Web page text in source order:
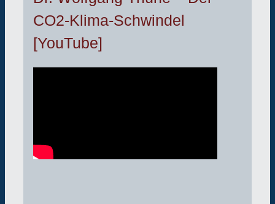
CO2-Klima-Schwindel
[YouTube]